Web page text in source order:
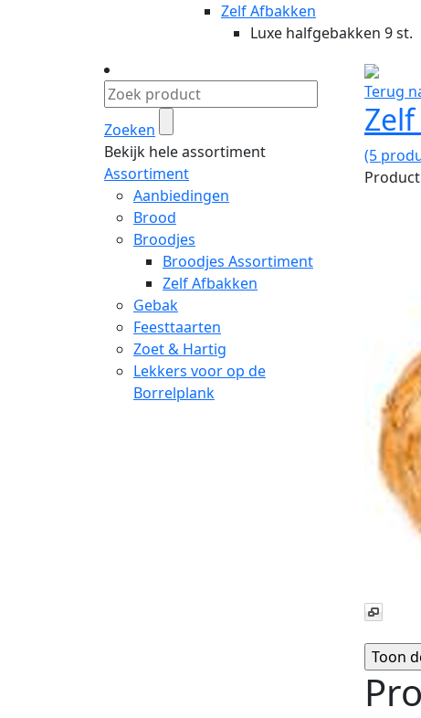
Zelf Afbakken
Luxe halfgebakken 9 st.
Zoeken
Bekijk hele assortiment
Assortiment
Aanbiedingen
Brood
Broodjes
Broodjes Assortiment
Zelf Afbakken
Gebak
Feesttaarten
Zoet & Hartig
Lekkers voor op de
Borrelplank
Terug
(5